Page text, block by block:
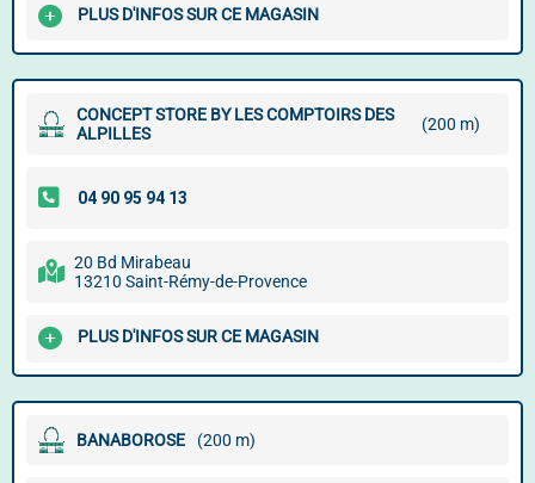
PLUS D'INFOS SUR CE MAGASIN
CONCEPT STORE BY LES COMPTOIRS DES
ALPILLES
(200 m)
20 Bd Mirabeau
13210 Saint-Rémy-de-Provence
PLUS D'INFOS SUR CE MAGASIN
BANABOROSE (200 m)